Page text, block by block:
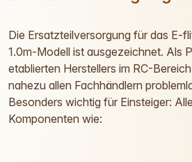
Die Ersatzteilversorgung für das E-
1.0m-Modell ist ausgezeichnet. Als
etablierten Herstellers im RC-
nahezu allen Fachhändlern
Besonders wichtig für Einsteiger:
Komponenten wie: